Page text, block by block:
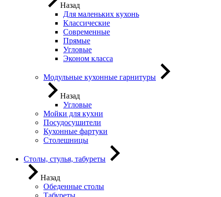
Назад
Для маленьких кухонь
Классические
Современные
Прямые
Угловые
Эконом класса
Модульные кухонные гарнитуры
Назад
Угловые
Мойки для кухни
Посудосушители
Кухонные фартуки
Столешницы
Столы, стулья, табуреты
Назад
Обеденные столы
Табуреты